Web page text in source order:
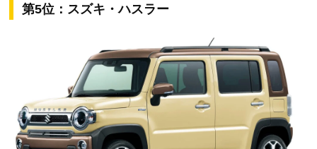
第5位：スズキ・ハスラー